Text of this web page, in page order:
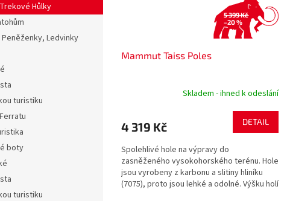
Hůlky
Ledvinky
turistiku
boty
turistiku
5 399 Kč
–20 %
Mammut Taiss Poles
Skladem - ihned k odeslání
4 319 Kč DETAIL
Spolehlivé hole na výpravy do
zasněženého vysokohorského terénu. Hole
jsou vyrobeny z karbonu a slitiny hliníku
(7075), proto jsou lehké a odolné. Výšku holí